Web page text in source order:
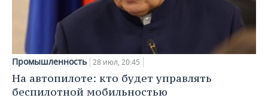
Промышленность 28 июл, 20:45
На автопилоте: кто будет управлять
беспилотной мобильностью